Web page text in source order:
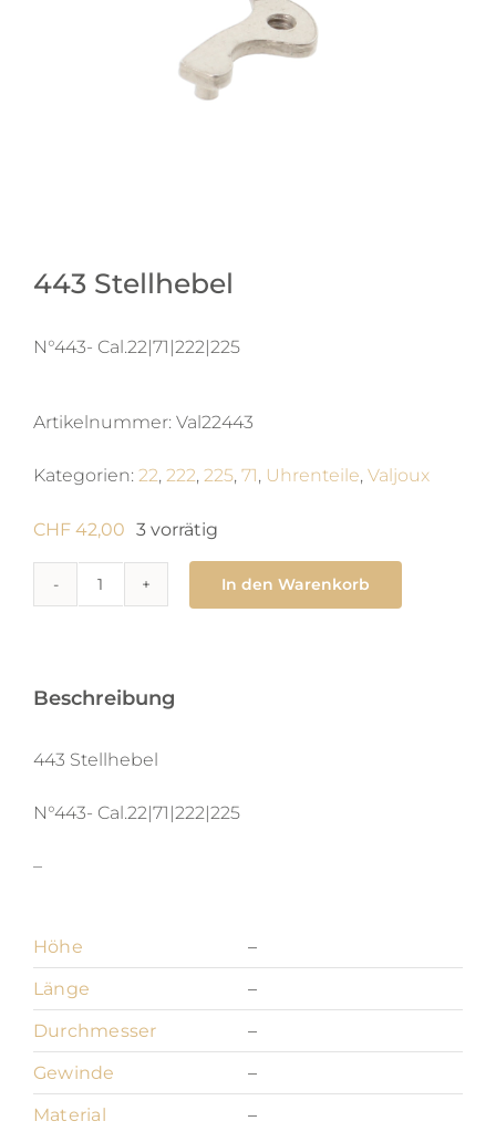
443 Stellhebel
N°443- Cal.22|71|222|225
Artikelnummer: Val22443
Kategorien: 22, 222, 225, 71, Uhrenteile, Valjoux
CHF42,00 3 vorrätig
In den Warenkorb
Beschreibung
443 Stellhebel
N°443- Cal.22|71|222|225
–
Höhe
–
Länge
–
Durchmesser
–
Gewinde
–
Material
–